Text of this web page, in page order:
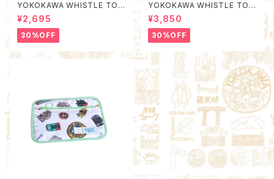
YOKOKAWA WHISTLE TOW
N Packing Organizer S (Qu
ality Control by EACHTIME.
¥2,695
30%OFF
YOKOKAWA WHISTLE TOW
N Poach L (Quality Control
by EACHTIME. )
¥3,850
30%OFF